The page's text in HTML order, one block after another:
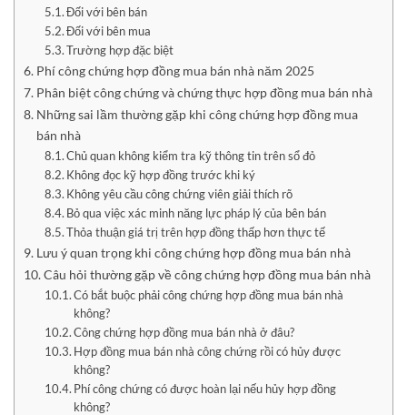
Đối với bên bán
Đối với bên mua
Trường hợp đặc biệt
Phí công chứng hợp đồng mua bán nhà năm 2025
Phân biệt công chứng và chứng thực hợp đồng mua bán nhà
Những sai lầm thường gặp khi công chứng hợp đồng mua
bán nhà
Chủ quan không kiểm tra kỹ thông tin trên sổ đỏ
Không đọc kỹ hợp đồng trước khi ký
Không yêu cầu công chứng viên giải thích rõ
Bỏ qua việc xác minh năng lực pháp lý của bên bán
Thỏa thuận giá trị trên hợp đồng thấp hơn thực tế
Lưu ý quan trọng khi công chứng hợp đồng mua bán nhà
Câu hỏi thường gặp về công chứng hợp đồng mua bán nhà
Có bắt buộc phải công chứng hợp đồng mua bán nhà
không?
Công chứng hợp đồng mua bán nhà ở đâu?
Hợp đồng mua bán nhà công chứng rồi có hủy được
không?
Phí công chứng có được hoàn lại nếu hủy hợp đồng
không?